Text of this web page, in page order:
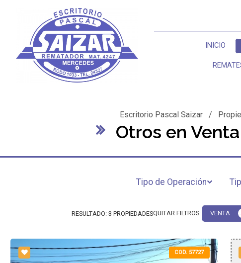
INICIO
Escritorio Pascal Saizar /
Otros en
Tipo de Operación
RESULTADO: 3 PROPIEDADESQUITAR FILTROS: VENTA
COD. 57727